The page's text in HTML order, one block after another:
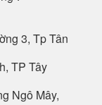
3, Tp Tân
TP Tây
Ngô Mây,